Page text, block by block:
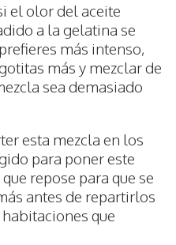
el olor del aceite
a la gelatina se
más intenso,
más y mezclar de
sea demasiado
esta mezcla en los
para poner este
repose para que se
antes de repartirlos
que